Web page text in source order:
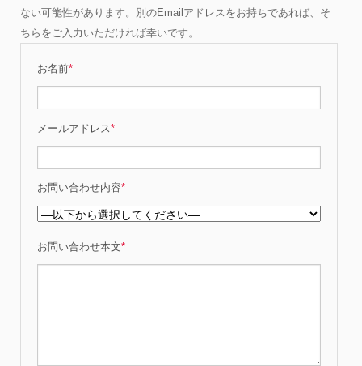
ない可能性があります。別のEmailアドレスをお持ちであれば、そ
ちらをご入力いただければ幸いです。
お名前*
メールアドレス*
お問い合わせ内容*
お問い合わせ本文*